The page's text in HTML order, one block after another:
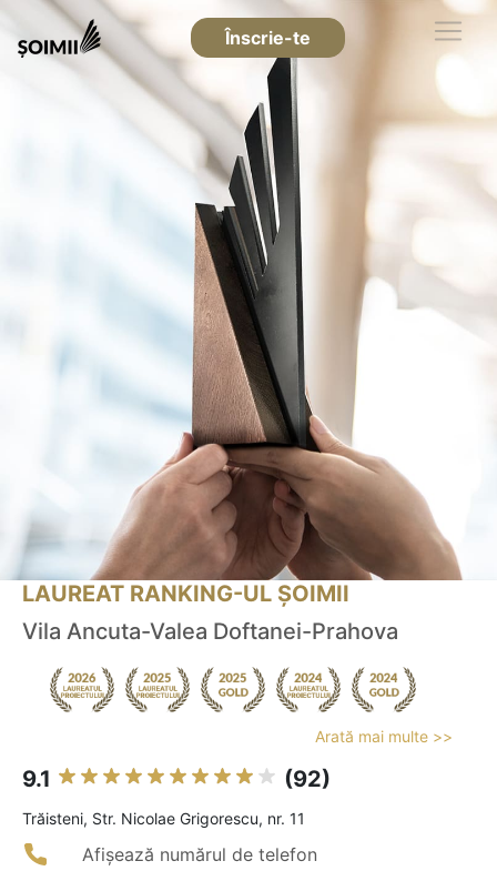
Înscrie-te
LAUREAT RANKING-UL ȘOIMII
Vila Ancuta-Valea Doftanei-Prahova
Arată mai multe >>
9.1 (92)
Trăisteni, Str. Nicolae Grigorescu, nr. 11
Afișează numărul de telefon